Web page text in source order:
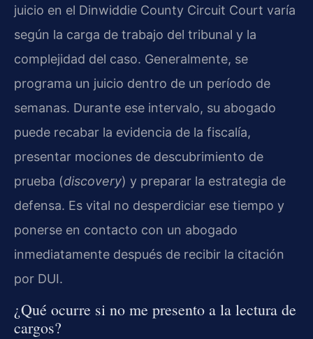
juicio en el Dinwiddie County Circuit Court varía
según la carga de trabajo del tribunal y la
complejidad del caso. Generalmente, se
programa un juicio dentro de un período de
semanas. Durante ese intervalo, su abogado
puede recabar la evidencia de la fiscalía,
presentar mociones de descubrimiento de
prueba (discovery) y preparar la estrategia de
defensa. Es vital no desperdiciar ese tiempo y
ponerse en contacto con un abogado
inmediatamente después de recibir la citación
por DUI.
¿Qué ocurre si no me presento a la lectura de
cargos?